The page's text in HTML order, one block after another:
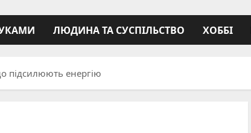
ЛЮДИНА ТА СУСПІЛЬСТВО ХОББІ
підсилюють енергію